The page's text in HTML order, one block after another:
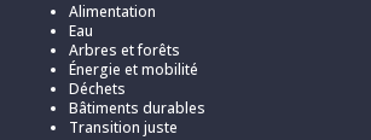
Alimentation
Eau
Arbres et forêts
Énergie et mobilité
Déchets
Bâtiments durables
Transition juste